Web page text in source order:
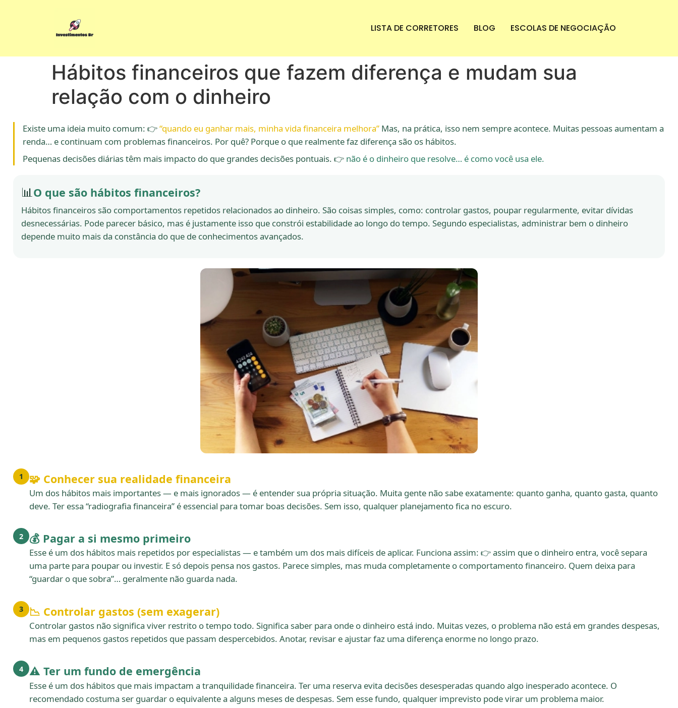
LISTA DE CORRETORES BLOG ESCOLAS DE NEGOCIAÇÃO
Hábitos financeiros que fazem diferença e mudam sua
relação com o dinheiro
Existe uma ideia muito comum: 👉“quando eu ganhar mais, minha vida financeira melhora” Mas, na prática, isso nem sempre acontece. Muitas pessoas aumentam a
renda… e continuam com problemas financeiros. Por quê? Porque o que realmente faz diferença são os hábitos.
Pequenas decisões diárias têm mais impacto do que grandes decisões pontuais. 👉 não é o dinheiro que resolve… é como você usa ele.
📊O que são hábitos financeiros?
Hábitos financeiros são comportamentos repetidos relacionados ao dinheiro. São coisas simples, como: controlar gastos, poupar regularmente, evitar dívidas
desnecessárias. Pode parecer básico, mas é justamente isso que constrói estabilidade ao longo do tempo. Segundo especialistas, administrar bem o dinheiro
depende muito mais da constância do que de conhecimentos avançados.
1 🧩 Conhecer sua realidade financeira
Um dos hábitos mais importantes — e mais ignorados — é entender sua própria situação. Muita gente não sabe exatamente: quanto ganha, quanto gasta, quanto
deve. Ter essa “radiografia financeira” é essencial para tomar boas decisões. Sem isso, qualquer planejamento fica no escuro.
2 💰 Pagar a si mesmo primeiro
Esse é um dos hábitos mais repetidos por especialistas — e também um dos mais difíceis de aplicar. Funciona assim: 👉 assim que o dinheiro entra, você separa
uma parte para poupar ou investir. E só depois pensa nos gastos. Parece simples, mas muda completamente o comportamento financeiro. Quem deixa para
“guardar o que sobra”… geralmente não guarda nada.
3 📉 Controlar gastos (sem exagerar)
Controlar gastos não significa viver restrito o tempo todo. Significa saber para onde o dinheiro está indo. Muitas vezes, o problema não está em grandes despesas,
mas em pequenos gastos repetidos que passam despercebidos. Anotar, revisar e ajustar faz uma diferença enorme no longo prazo.
4 ⚠️ Ter um fundo de emergência
Esse é um dos hábitos que mais impactam a tranquilidade financeira. Ter uma reserva evita decisões desesperadas quando algo inesperado acontece. O
recomendado costuma ser guardar o equivalente a alguns meses de despesas. Sem esse fundo, qualquer imprevisto pode virar um problema maior.